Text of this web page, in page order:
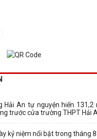
Hải An tự nguyện hiến
trước cửa trường THPT Hải
kỷ niệm nổi bật trong tháng 8